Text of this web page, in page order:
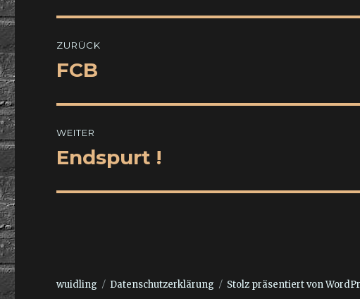
ZURÜCK
Vorheriger
FCB
WEITER
Nächster
Endspurt !
wuidling Datenschutzerklärung Stolz präsentiert von